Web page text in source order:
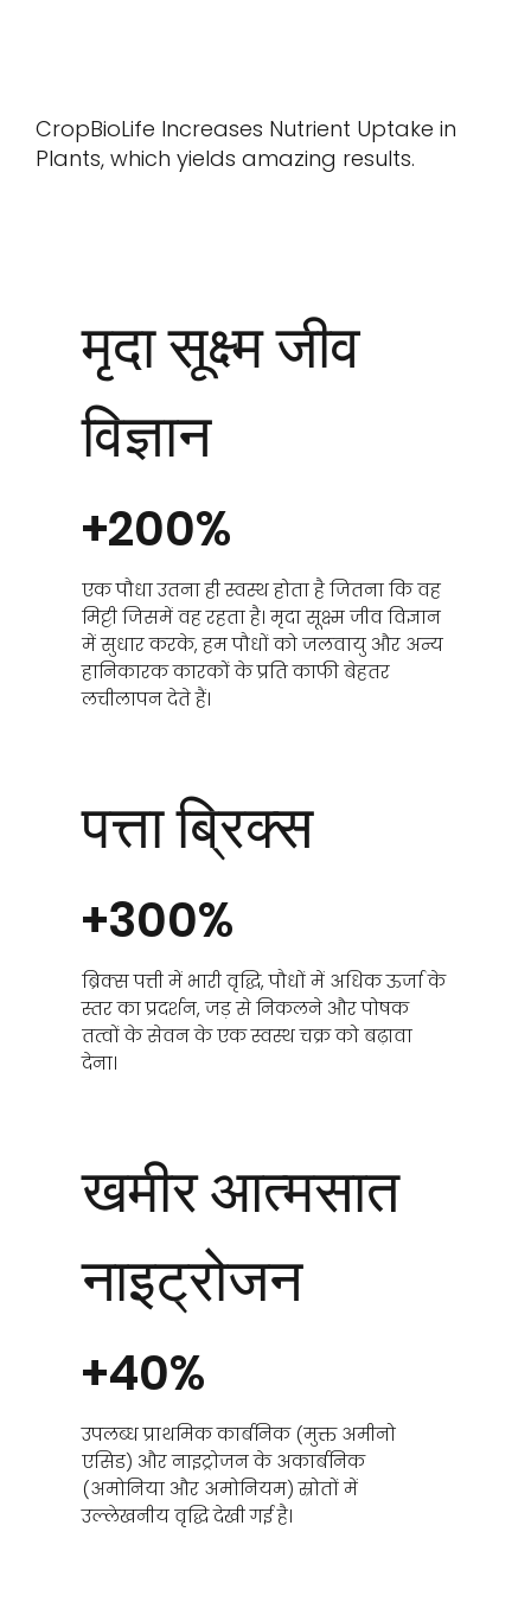
मृदा सूक्ष्म जीव
विज्ञान
+200%
एक पौधा उतना ही स्वस्थ होता है जितना कि वह
मिट्टी जिसमें वह रहता है। मृदा सूक्ष्म जीव विज्ञान
में सुधार करके, हम पौधों को जलवायु और अन्य
हानिकारक कारकों के प्रति काफी बेहतर
लचीलापन देते हैं।
पत्ता ब्रिक्स
+300%
ब्रिक्स पत्ती में भारी वृद्धि, पौधों में अधिक ऊर्जा के
स्तर का प्रदर्शन, जड़ से निकलने और पोषक
तत्वों के सेवन के एक स्वस्थ चक्र को बढ़ावा
देना।
खमीर आत्मसात
नाइट्रोजन
+40%
उपलब्ध प्राथमिक कार्बनिक (मुक्त अमीनो
एसिड) और नाइट्रोजन के अकार्बनिक
(अमोनिया और अमोनियम) स्रोतों में
उल्लेखनीय वृद्धि देखी गई है।
CropBioLife Increases Nutrient Uptake in
Plants, which yields amazing results.